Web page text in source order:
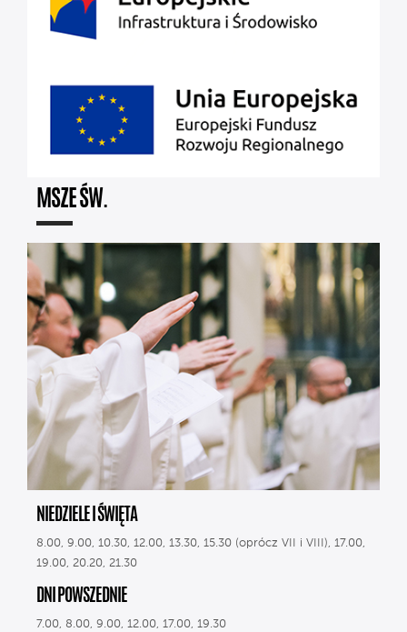
MSZE ŚW.
NIEDZIELE I ŚWIĘTA
8.00, 9.00, 10.30, 12.00, 13.30, 15.30 (oprócz VII i VIII), 17.00,
19.00, 20.20, 21.30
DNI POWSZEDNIE
7.00, 8.00, 9.00, 12.00, 17.00, 19.30